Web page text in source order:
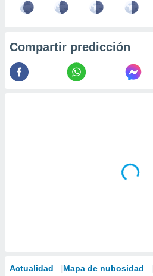
Compartir predicción
Actualidad Mapa de nubosidad